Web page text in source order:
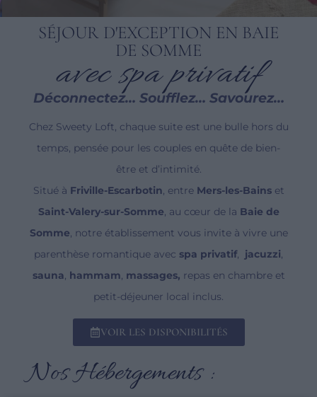
SÉJOUR D'EXCEPTION EN BAIE
DE SOMME
avec spa privatif
Déconnectez… Soufflez… Savourez…
Chez Sweety Loft, chaque suite est une bulle hors du
temps, pensée pour les couples en quête de bien-
être et d’intimité.
Situé à Friville-Escarbotin, entre Mers-les-Bainset
Saint-Valery-sur-Somme, au cœur de la Baie de
Somme, notre établissement vous invite à vivre une
parenthèse romantique avec spa privatif, jacuzzi,
sauna, hammam, massages, repas en chambre et
petit-déjeuner local inclus.
VOIR LES DISPONIBILITÉS
Nos Hébergements :